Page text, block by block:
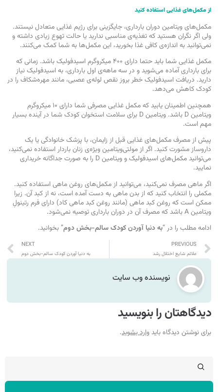
از مکمل‌های غذایی استفاده کنید
مکمل‌های ویتامین دوران بارداری، جایگزینی برای رژیم غذایی متعادل نیستند.
ولی اگر نگران هستید که تغذیه‌ی مناسبی ندارید یا حالت تهوع زیادی داشته و
نمی‌توانید به اندازه‌ی کافی غذا بخورید، این مکمل‌ها به شما کمک می‌کنند.
مکمل‌ غذایی شما باید حتما دارای ۴۰۰ میکروگرم اسید‌فولیک باشد. زمانی که
برای بارداری آماده می‌شوید و در سه ماهه‌ی اول بارداری، به اسید‌فولیک نیاز
دارید. دریافت اسید‌فولیک خطر بروز نقص لوله‌ی عصبی، مانند مهره‌شکاف را در
کودک کاهش می‌دهد.
همچنین اطمینان یابید که مکمل غذایی مصرفی شما دارای ۱۰ میکروگرم
ویتامین D باشد. ویتامین D برای سلامت استخوان کودک شما در آینده بسیار
مهم است.
پیش از مصرف مکمل‌های غذایی قبل از زایمان، با پزشک خانوادگی یا یک
داروساز مشورت کنید. اگر از مولتی‌ویتامین ویژه‌ی زنان باردار استفاده نمی‌کنید،
می‌توانید مکمل‌های اسید‌فولیک و ویتامین D را به صورت جداگانه خریداری
نمایید.
اگر ماهی مصرف نمی‌کنید، می‌توانید از مکمل‌های روغن ماهی استفاده کنید.
مکملی را انتخاب کنید که از بدن ماهی به دست آمده است، نه از کبد آن. زیرا
ممکن است که روغن کبد ماهی (مانند روغن کبد ماهی کاد) دارای فرم رتینولِ
ویتامین A باشد که مصرف آن در دوران بارداری توصیه نمی‌شود.
ادامه مطلب را در “به دنیا آوردن کودک سالم-بخش دوم” بخوانید.
PREVIOUS
علائم شایع اختلال رشد
NEXT
به دنیا آوردن کودک سالم-بخش دوم
نویسنده وب سایت
دیدگاهتان را بنویسید
برای نوشتن دیدگاه بایدوارد بشوید.